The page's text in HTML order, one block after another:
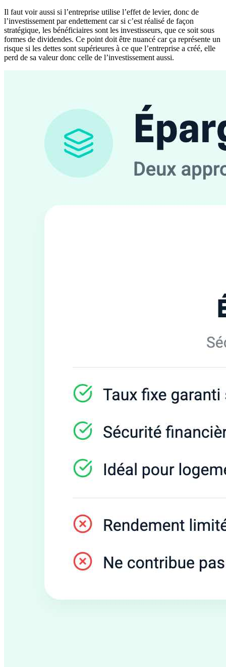
Il faut voir aussi si l’entreprise utilise l’effet de levier, donc de
l’investissement par endettement car si c’est réalisé de façon
stratégique, les bénéficiaires sont les investisseurs, que ce soit sous
formes de dividendes. Ce point doit être nuancé car ça représente un
risque si les dettes sont supérieures à ce que l’entreprise a créé, elle
perd de sa valeur donc celle de l’investissement aussi.